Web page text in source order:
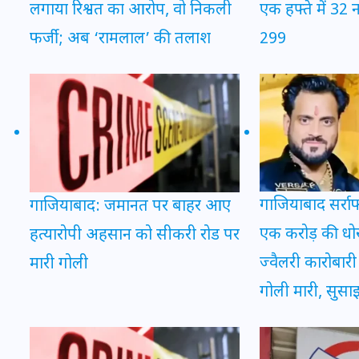
लगाया रिश्वत का आरोप, वो निकली
फर्जी; अब ‘रामलाल’ की तलाश
एक हफ्ते में 32
299
गाजियाबाद: जमानत पर बाहर आए
हत्यारोपी अहसान को सीकरी रोड पर
मारी गोली
गाजियाबाद
एक करोड़ की
ज्वैलरी
गोली मारी,
20 जनवरी 2026